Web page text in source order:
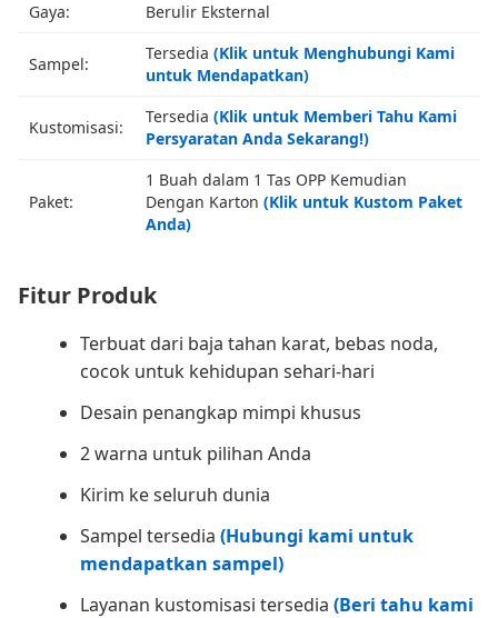
Gaya:
Berulir Eksternal
Sampel:
Tersedia (Klik untuk Menghubungi Kami
untuk Mendapatkan)
Kustomisasi:
Tersedia (Klik untuk Memberi Tahu Kami
Persyaratan Anda Sekarang!)
Paket:
1 Buah dalam 1 Tas OPP Kemudian
Dengan Karton (Klik untuk Kustom Paket
Anda)
Fitur Produk
Terbuat dari baja tahan karat, bebas noda,
cocok untuk kehidupan sehari-hari
Desain penangkap mimpi khusus
2 warna untuk pilihan Anda
Kirim ke seluruh dunia
Sampel tersedia (Hubungi kami untuk
mendapatkan sampel)
Layanan kustomisasi tersedia (Beri tahu kami